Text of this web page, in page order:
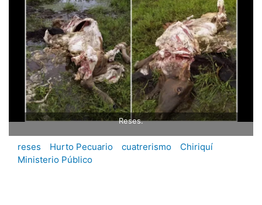
Reses.
reses Hurto Pecuario cuatrerismo
Chiriquí
Ministerio Público